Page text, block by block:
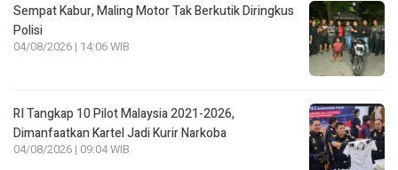
Sempat Kabur, Maling Motor Tak Berkutik Diringkus
Polisi
04/08/2026 | 14:06 WIB
RI Tangkap 10 Pilot Malaysia 2021-2026,
Dimanfaatkan Kartel Jadi Kurir Narkoba
04/08/2026 | 09:04 WIB